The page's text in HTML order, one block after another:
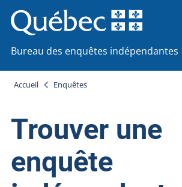
Bureau des enquêtes indépendantes
Accueil Enquêtes
Trouver une
enquête